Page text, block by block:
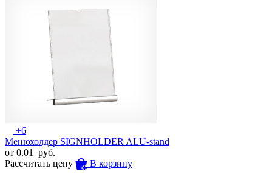
+6
Менюхолдер SIGNHOLDER ALU-stand
от 0.01
руб.
Рассчитать цену
В корзину